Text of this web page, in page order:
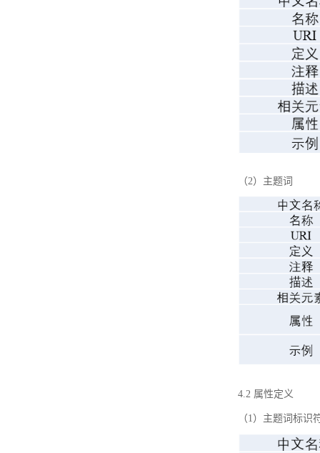
（2）主题词
4.2 属性定义
（1）主题词标识